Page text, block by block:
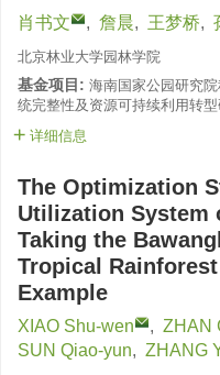
肖书文 , 詹晨, 王梦桥,
北京林业大学园林学院
基金项目: 海南国家公园研究
统完整性及资源可持续利用转型
详细信息
The Optimization
Utilization System
Taking the
Tropical
Example
XIAO Shu-wen , ZHAN
SUN Qiao-yun, ZHANG